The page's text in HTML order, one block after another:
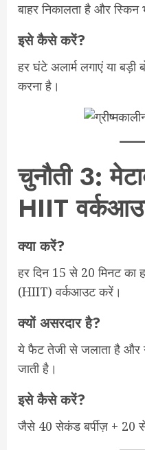
बाहर निकालता है और स्किन
इसे कैसे करें?
हर घंटे अलार्म लगाएं या
करना है।
चुनौती 3:
HIIT
क्या करें?
हर दिन 15 से 20 मिनट का
(HIIT) वर्कआउट करें।
क्यों असरदार है?
ये फैट तेजी से जलाता है और
जाती है।
इसे कैसे करें?
जैसे 40 सेकंड बर्पीज़ + 20